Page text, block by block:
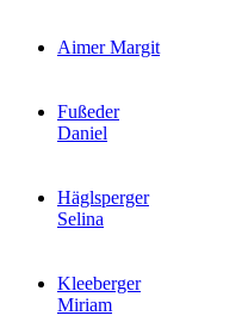
Aimer Margit
Fußeder
Daniel
Häglsperger
Selina
Kleeberger
Miriam